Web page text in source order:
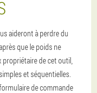
aideront à perdre du
que le poids ne
de cet outil,
et séquentielles.
de commande